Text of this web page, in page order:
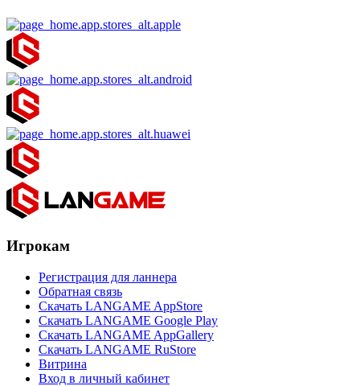
Игрокам
Регистрация для ланнера
Обратная связь
Скачать LANGAME AppStore
Скачать LANGAME Google Play
Скачать LANGAME AppGallery
Скачать LANGAME RuStore
Витрина
Вход в личный кабинет